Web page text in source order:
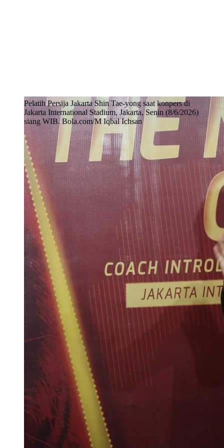
Pelatih Persija Jakarta Shin Tae-yong saat konpers di
Jakarta International Stadium, Jakarta, Senin (8/6/2026)
siang WIB. Bola.com/M Iqbal Ichsan